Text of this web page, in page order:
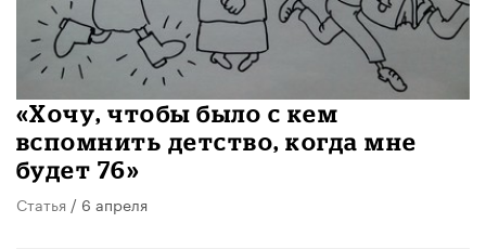
«Хочу, чтобы было с кем
вспомнить детство, когда мне
будет 76»
Статья / 6 апреля